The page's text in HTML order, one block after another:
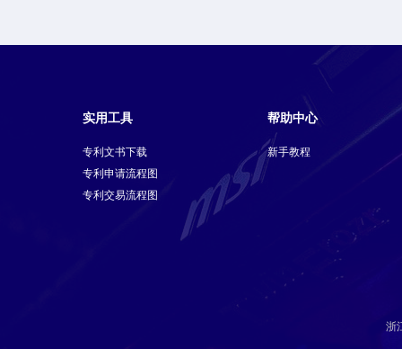
实用工具
专利文书下载
专利申请流程图
专利交易流程图
帮助中心
新手教程
浙